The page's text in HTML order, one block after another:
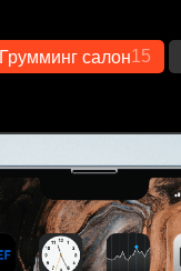
Грумминг салон15